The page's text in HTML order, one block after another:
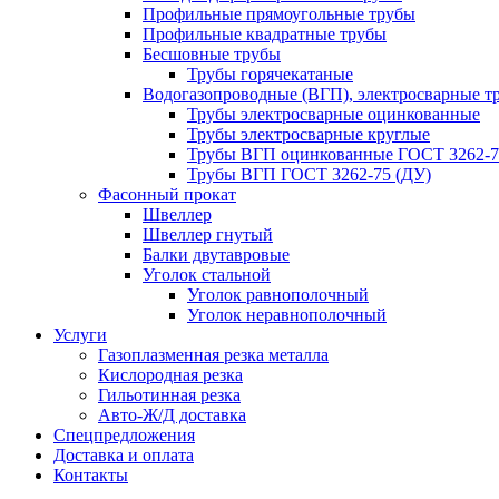
Профильные прямоугольные трубы
Профильные квадратные трубы
Бесшовные трубы
Трубы горячекатаные
Водогазопроводные (ВГП), электросварные
Трубы электросварные оцинкованные
Трубы электросварные круглые
Трубы ВГП оцинкованные ГОСТ 3262-
Трубы ВГП ГОСТ 3262-75 (ДУ)
Фасонный прокат
Швеллер
Швеллер гнутый
Балки двутавровые
Уголок стальной
Уголок равнополочный
Уголок неравнополочный
Услуги
Газоплазменная резка металла
Кислородная резка
Гильотинная резка
Авто-Ж/Д доставка
Спецпредложения
Доставка и оплата
Контакты